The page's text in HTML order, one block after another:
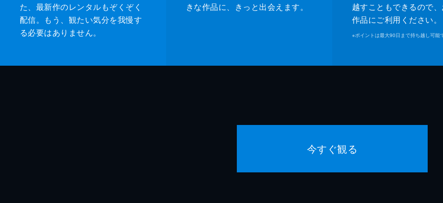
た、最新作のレンタルもぞくぞく
配信。もう、観たい気分を我慢す
る必要はありません。
きな作品に、きっと出会えます。
越すこともできるので
作品にご利用ください。
※ポイントは最大90日まで持ち越し可能
今すぐ観る